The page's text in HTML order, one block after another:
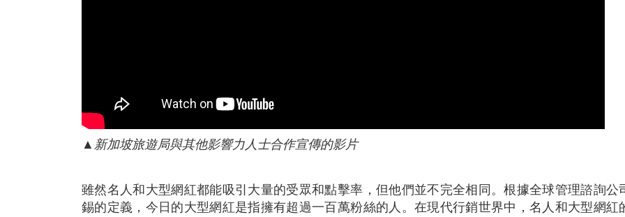
▲新加坡旅遊局與其他影響力人士合作宣傳的影片
雖然名人和大型網紅都能吸引大量的受眾和點擊率，但他們並不完全相同。根據全球管理諮詢公
錫的定義，今日的大型網紅是指擁有超過一百萬粉絲的人。在現代行銷世界中，名人和大型網紅